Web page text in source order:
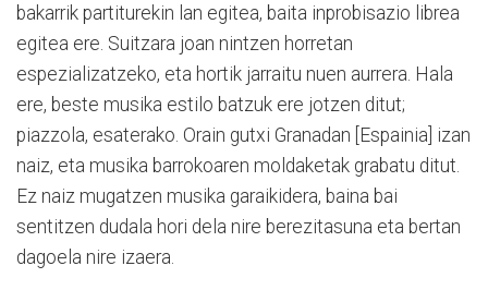
bakarrik partiturekin lan egitea, baita inprobisazio librea
egitea ere. Suitzara joan nintzen horretan
espezializatzeko, eta hortik jarraitu nuen aurrera. Hala
ere, beste musika estilo batzuk ere jotzen ditut;
piazzola, esaterako. Orain gutxi Granadan [Espainia] izan
naiz, eta musika barrokoaren moldaketak grabatu ditut.
Ez naiz mugatzen musika garaikidera, baina bai
sentitzen dudala hori dela nire berezitasuna eta bertan
dagoela nire izaera.